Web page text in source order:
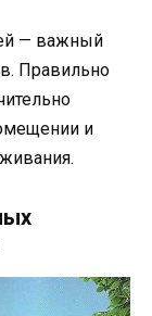
— важный
Правильно
и